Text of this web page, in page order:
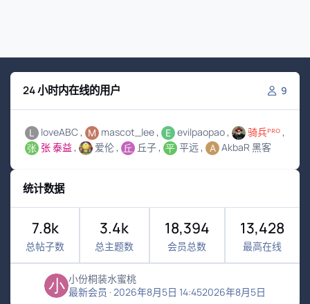
24 小时内在线的用户 9
loveABC mascot_lee evilpaopao
骑兵ᴾᴿᴼ
张 泰益
爱伦 丘子 平远 AkbaR 黑客
统计数据
7.8k
总帖子数
3.4k
总主题数
18,394
会员总数
13,428
最高在线
小份桐装水蜜桃
最新会员 ·2026年8月5日 14:452026年8月5日